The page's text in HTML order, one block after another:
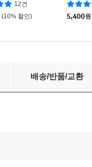
12건
(10% 할인)
5,400원
배송/반품/교환